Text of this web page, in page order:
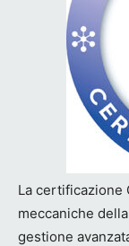
La certificazione
meccaniche
gestione